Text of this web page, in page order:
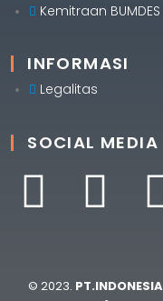
Kemitraan BUMDES
INFORMASI
Legalitas
SOCIAL MEDIA
© 2023.